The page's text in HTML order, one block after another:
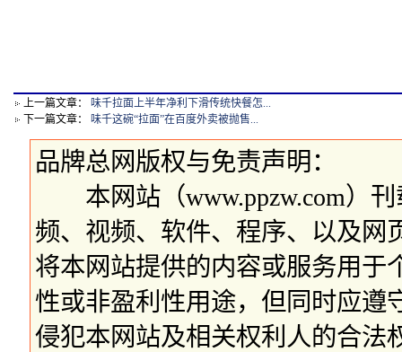
上一篇文章： 味千拉面上半年净利下滑传统快餐怎...
下一篇文章： 味千这碗“拉面”在百度外卖被抛售...
品牌总网版权与免责声明：
本网站（www.ppzw.com）刊
频、视频、软件、程序、以及网
将本网站提供的内容或服务用于
性或非盈利性用途，但同时应遵
侵犯本网站及相关权利人的合法